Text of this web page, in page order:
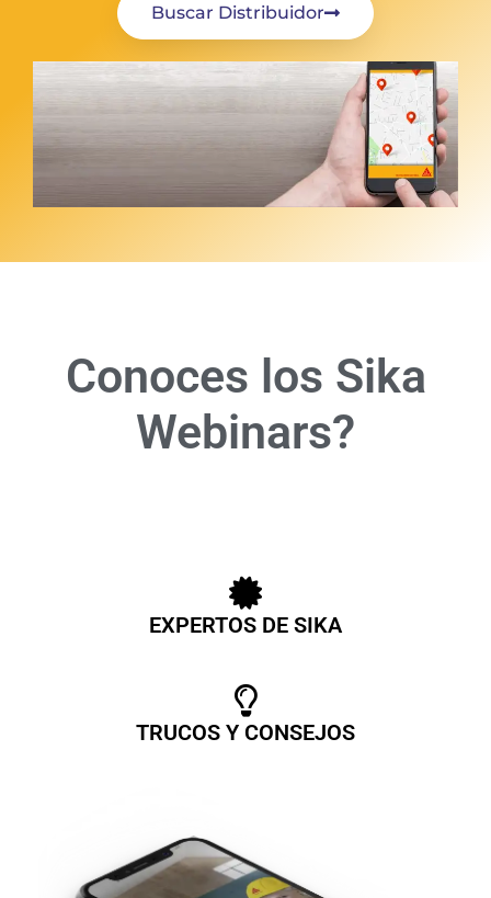
Buscar Distribuidor
Conoces los Sika
Webinars?
EXPERTOS DE SIKA
TRUCOS Y CONSEJOS